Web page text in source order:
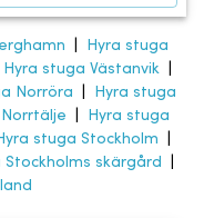
Hyra stuga
Hyra stuga Västanvik|
Norröra
Hyra stuga
Hyra stuga
stuga Stockholm
Stockholms skärgård